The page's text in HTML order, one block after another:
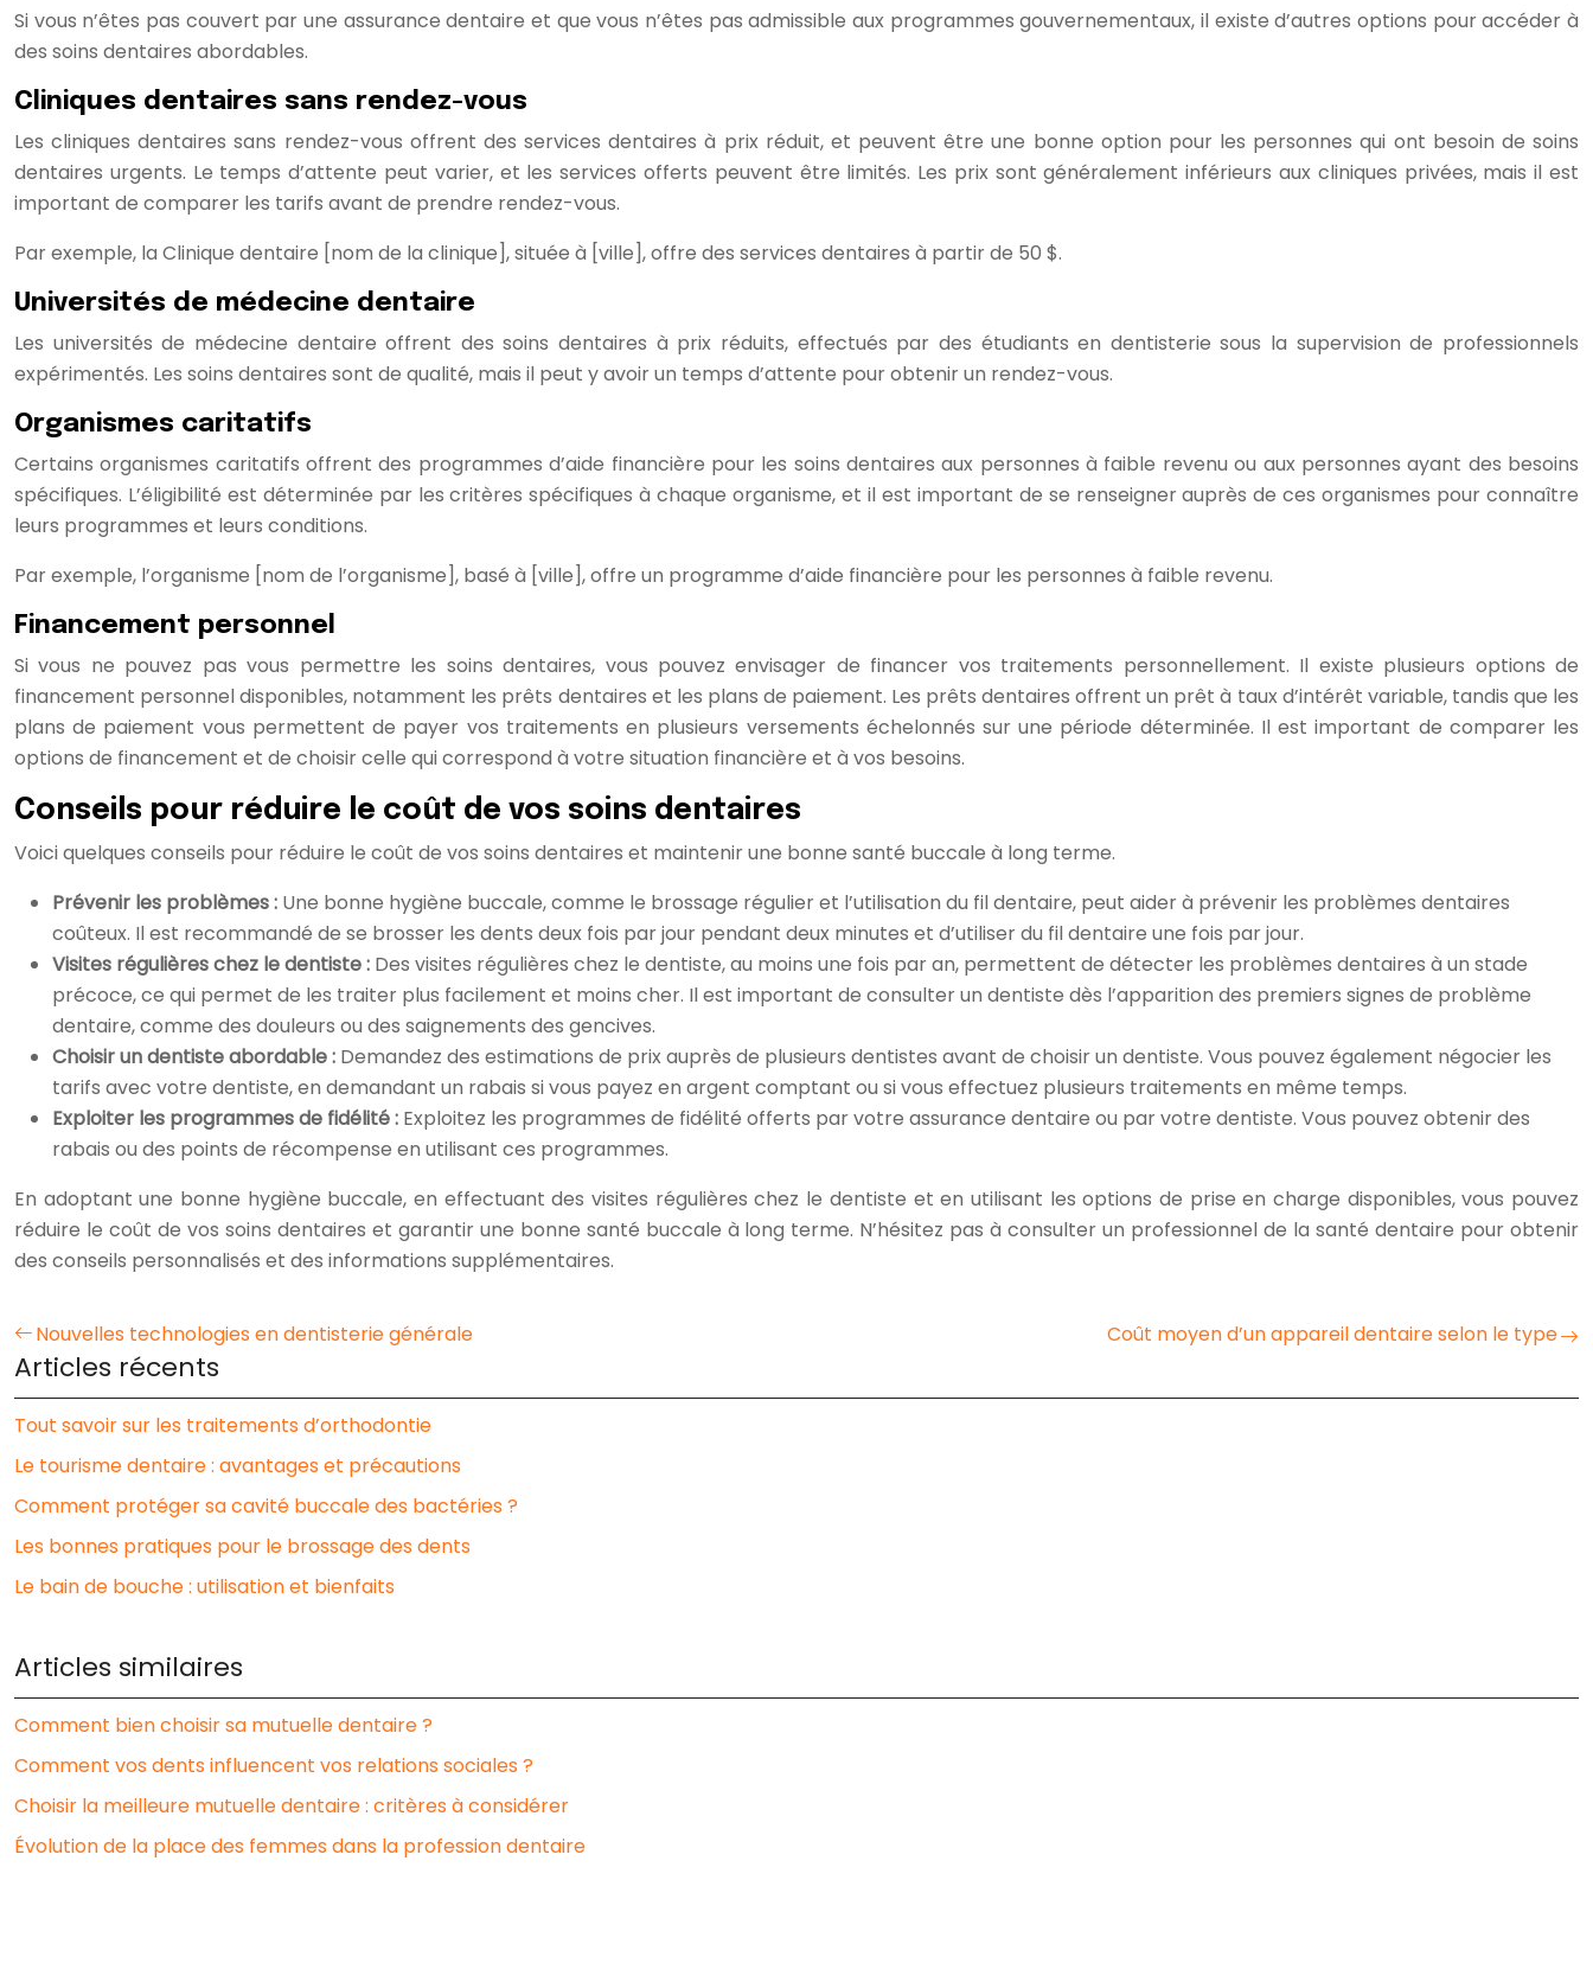
Si vous n’êtes pas couvert par une assurance dentaire et que vous n’êtes pas admissible aux programmes gouvernementaux, il existe d’autres options pour accéder à
des soins dentaires abordables.
Cliniques dentaires sans rendez-vous
Les cliniques dentaires sans rendez-vous offrent des services dentaires à prix réduit, et peuvent être une bonne option pour les personnes qui ont besoin de soins
dentaires urgents. Le temps d’attente peut varier, et les services offerts peuvent être limités. Les prix sont généralement inférieurs aux cliniques privées, mais il est
important de comparer les tarifs avant de prendre rendez-vous.
Par exemple, la Clinique dentaire [nom de la clinique], située à [ville], offre des services dentaires à partir de 50 $.
Universités de médecine dentaire
Les universités de médecine dentaire offrent des soins dentaires à prix réduits, effectués par des étudiants en dentisterie sous la supervision de professionnels
expérimentés. Les soins dentaires sont de qualité, mais il peut y avoir un temps d’attente pour obtenir un rendez-vous.
Organismes caritatifs
Certains organismes caritatifs offrent des programmes d’aide financière pour les soins dentaires aux personnes à faible revenu ou aux personnes ayant des besoins
spécifiques. L’éligibilité est déterminée par les critères spécifiques à chaque organisme, et il est important de se renseigner auprès de ces organismes pour connaître
leurs programmes et leurs conditions.
Par exemple, l’organisme [nom de l’organisme], basé à [ville], offre un programme d’aide financière pour les personnes à faible revenu.
Financement personnel
Si vous ne pouvez pas vous permettre les soins dentaires, vous pouvez envisager de financer vos traitements personnellement. Il existe plusieurs options de
financement personnel disponibles, notamment les prêts dentaires et les plans de paiement. Les prêts dentaires offrent un prêt à taux d’intérêt variable, tandis que les
plans de paiement vous permettent de payer vos traitements en plusieurs versements échelonnés sur une période déterminée. Il est important de comparer les
options de financement et de choisir celle qui correspond à votre situation financière et à vos besoins.
Conseils pour réduire le coût de vos soins dentaires
Voici quelques conseils pour réduire le coût de vos soins dentaires et maintenir une bonne santé buccale à long terme.
Prévenir les problèmes : Une bonne hygiène buccale, comme le brossage régulier et l’utilisation du fil dentaire, peut aider à prévenir les problèmes dentaires
coûteux. Il est recommandé de se brosser les dents deux fois par jour pendant deux minutes et d’utiliser du fil dentaire une fois par jour.
Visites régulières chez le dentiste : Des visites régulières chez le dentiste, au moins une fois par an, permettent de détecter les problèmes dentaires à un stade
précoce, ce qui permet de les traiter plus facilement et moins cher. Il est important de consulter un dentiste dès l’apparition des premiers signes de problème
dentaire, comme des douleurs ou des saignements des gencives.
Choisir un dentiste abordable : Demandez des estimations de prix auprès de plusieurs dentistes avant de choisir un dentiste. Vous pouvez également négocier les
tarifs avec votre dentiste, en demandant un rabais si vous payez en argent comptant ou si vous effectuez plusieurs traitements en même temps.
Exploiter les programmes de fidélité : Exploitez les programmes de fidélité offerts par votre assurance dentaire ou par votre dentiste. Vous pouvez obtenir des
rabais ou des points de récompense en utilisant ces programmes.
En adoptant une bonne hygiène buccale, en effectuant des visites régulières chez le dentiste et en utilisant les options de prise en charge disponibles, vous pouvez
réduire le coût de vos soins dentaires et garantir une bonne santé buccale à long terme. N’hésitez pas à consulter un professionnel de la santé dentaire pour obtenir
des conseils personnalisés et des informations supplémentaires.
Nouvelles technologies en dentisterie générale Coût moyen d’un appareil dentaire selon le type
Articles récents
Tout savoir sur les traitements d’orthodontie
Le tourisme dentaire : avantages et précautions
Comment protéger sa cavité buccale des bactéries ?
Les bonnes pratiques pour le brossage des dents
Le bain de bouche : utilisation et bienfaits
Articles similaires
Comment bien choisir sa mutuelle dentaire ?
Comment vos dents influencent vos relations sociales ?
Choisir la meilleure mutuelle dentaire : critères à considérer
Évolution de la place des femmes dans la profession dentaire